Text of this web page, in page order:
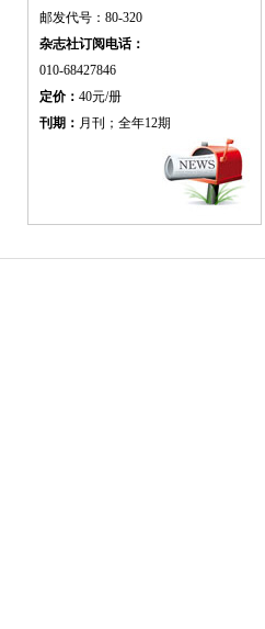
邮发代号：80-320
杂志社订阅电话：
010-68427846
定价： 40元/册
刊期： 月刊；全年12期